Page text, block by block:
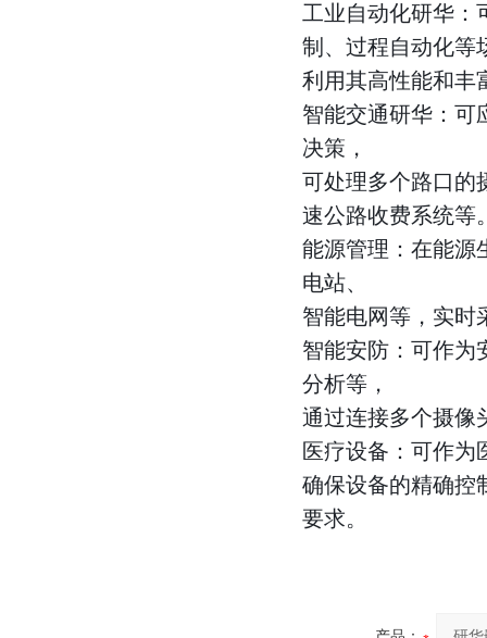
工业自动化研华：
制、过程自动化等
利用其高性能和丰
智能交通研华：可
决策，
可处理多个路口的
速公路收费系统等
能源管理：在能源
电站、
智能电网等，实时
智能安防：可作为
分析等，
通过连接多个摄像
医疗设备：可作为
确保设备的精确控
要求。